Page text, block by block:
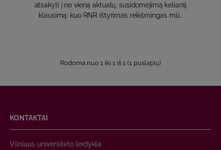
atsakyti į ne vieną aktualų, susidomėjimą keliantį
klausimą: kuo RNR ištyrimas reikšmingas mū..
Rodoma nuo 1 iki 1 iš 1 (1 puslapių)
KONTAKTAI
Vilniaus universiteto leidykla